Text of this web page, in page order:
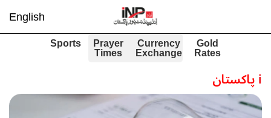
English
Gold
Rates
Currency
Exchange
Prayer
Times
Sports
iپاکستان